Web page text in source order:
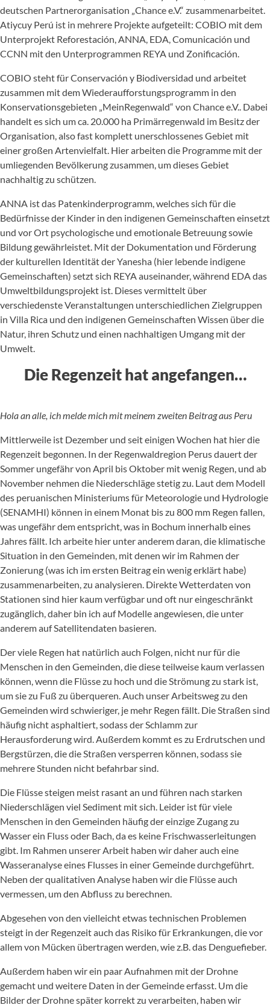
deutschen Partnerorganisation „Chance e.V.“ zusammenarbeitet.
Atiycuy Perú ist in mehrere Projekte aufgeteilt: COBIO mit dem
Unterprojekt Reforestación, ANNA, EDA, Comunicación und
CCNN mit den Unterprogrammen REYA und Zonificación.
COBIO steht für Conservación y Biodiversidad und arbeitet
zusammen mit dem Wiederaufforstungsprogramm in den
Konservationsgebieten „MeinRegenwald“ von Chance e.V.. Dabei
handelt es sich um ca. 20.000 ha Primärregenwald im Besitz der
Organisation, also fast komplett unerschlossenes Gebiet mit
einer großen Artenvielfalt. Hier arbeiten die Programme mit der
umliegenden Bevölkerung zusammen, um dieses Gebiet
nachhaltig zu schützen.
ANNA ist das Patenkinderprogramm, welches sich für die
Bedürfnisse der Kinder in den indigenen Gemeinschaften einsetzt
und vor Ort psychologische und emotionale Betreuung sowie
Bildung gewährleistet. Mit der Dokumentation und Förderung
der kulturellen Identität der Yanesha (hier lebende indigene
Gemeinschaften) setzt sich REYA auseinander, während EDA das
Umweltbildungsprojekt ist. Dieses vermittelt über
verschiedenste Veranstaltungen unterschiedlichen Zielgruppen
in Villa Rica und den indigenen Gemeinschaften Wissen über die
Natur, ihren Schutz und einen nachhaltigen Umgang mit der
Umwelt.
Die Regenzeit hat angefangen…
Hola an alle, ich melde mich mit meinem zweiten Beitrag aus Peru
Mittlerweile ist Dezember und seit einigen Wochen hat hier die
Regenzeit begonnen. In der Regenwaldregion Perus dauert der
Sommer ungefähr von April bis Oktober mit wenig Regen, und ab
November nehmen die Niederschläge stetig zu. Laut dem Modell
des peruanischen Ministeriums für Meteorologie und Hydrologie
(SENAMHI) können in einem Monat bis zu 800 mm Regen fallen,
was ungefähr dem entspricht, was in Bochum innerhalb eines
Jahres fällt. Ich arbeite hier unter anderem daran, die klimatische
Situation in den Gemeinden, mit denen wir im Rahmen der
Zonierung (was ich im ersten Beitrag ein wenig erklärt habe)
zusammenarbeiten, zu analysieren. Direkte Wetterdaten von
Stationen sind hier kaum verfügbar und oft nur eingeschränkt
zugänglich, daher bin ich auf Modelle angewiesen, die unter
anderem auf Satellitendaten basieren.
Der viele Regen hat natürlich auch Folgen, nicht nur für die
Menschen in den Gemeinden, die diese teilweise kaum verlassen
können, wenn die Flüsse zu hoch und die Strömung zu stark ist,
um sie zu Fuß zu überqueren. Auch unser Arbeitsweg zu den
Gemeinden wird schwieriger, je mehr Regen fällt. Die Straßen sind
häufig nicht asphaltiert, sodass der Schlamm zur
Herausforderung wird. Außerdem kommt es zu Erdrutschen und
Bergstürzen, die die Straßen versperren können, sodass sie
mehrere Stunden nicht befahrbar sind.
Die Flüsse steigen meist rasant an und führen nach starken
Niederschlägen viel Sediment mit sich. Leider ist für viele
Menschen in den Gemeinden häufig der einzige Zugang zu
Wasser ein Fluss oder Bach, da es keine Frischwasserleitungen
gibt. Im Rahmen unserer Arbeit haben wir daher auch eine
Wasseranalyse eines Flusses in einer Gemeinde durchgeführt.
Neben der qualitativen Analyse haben wir die Flüsse auch
vermessen, um den Abfluss zu berechnen.
Abgesehen von den vielleicht etwas technischen Problemen
steigt in der Regenzeit auch das Risiko für Erkrankungen, die vor
allem von Mücken übertragen werden, wie z.B. das Denguefieber.
Außerdem haben wir ein paar Aufnahmen mit der Drohne
gemacht und weitere Daten in der Gemeinde erfasst. Um die
Bilder der Drohne später korrekt zu verarbeiten, haben wir